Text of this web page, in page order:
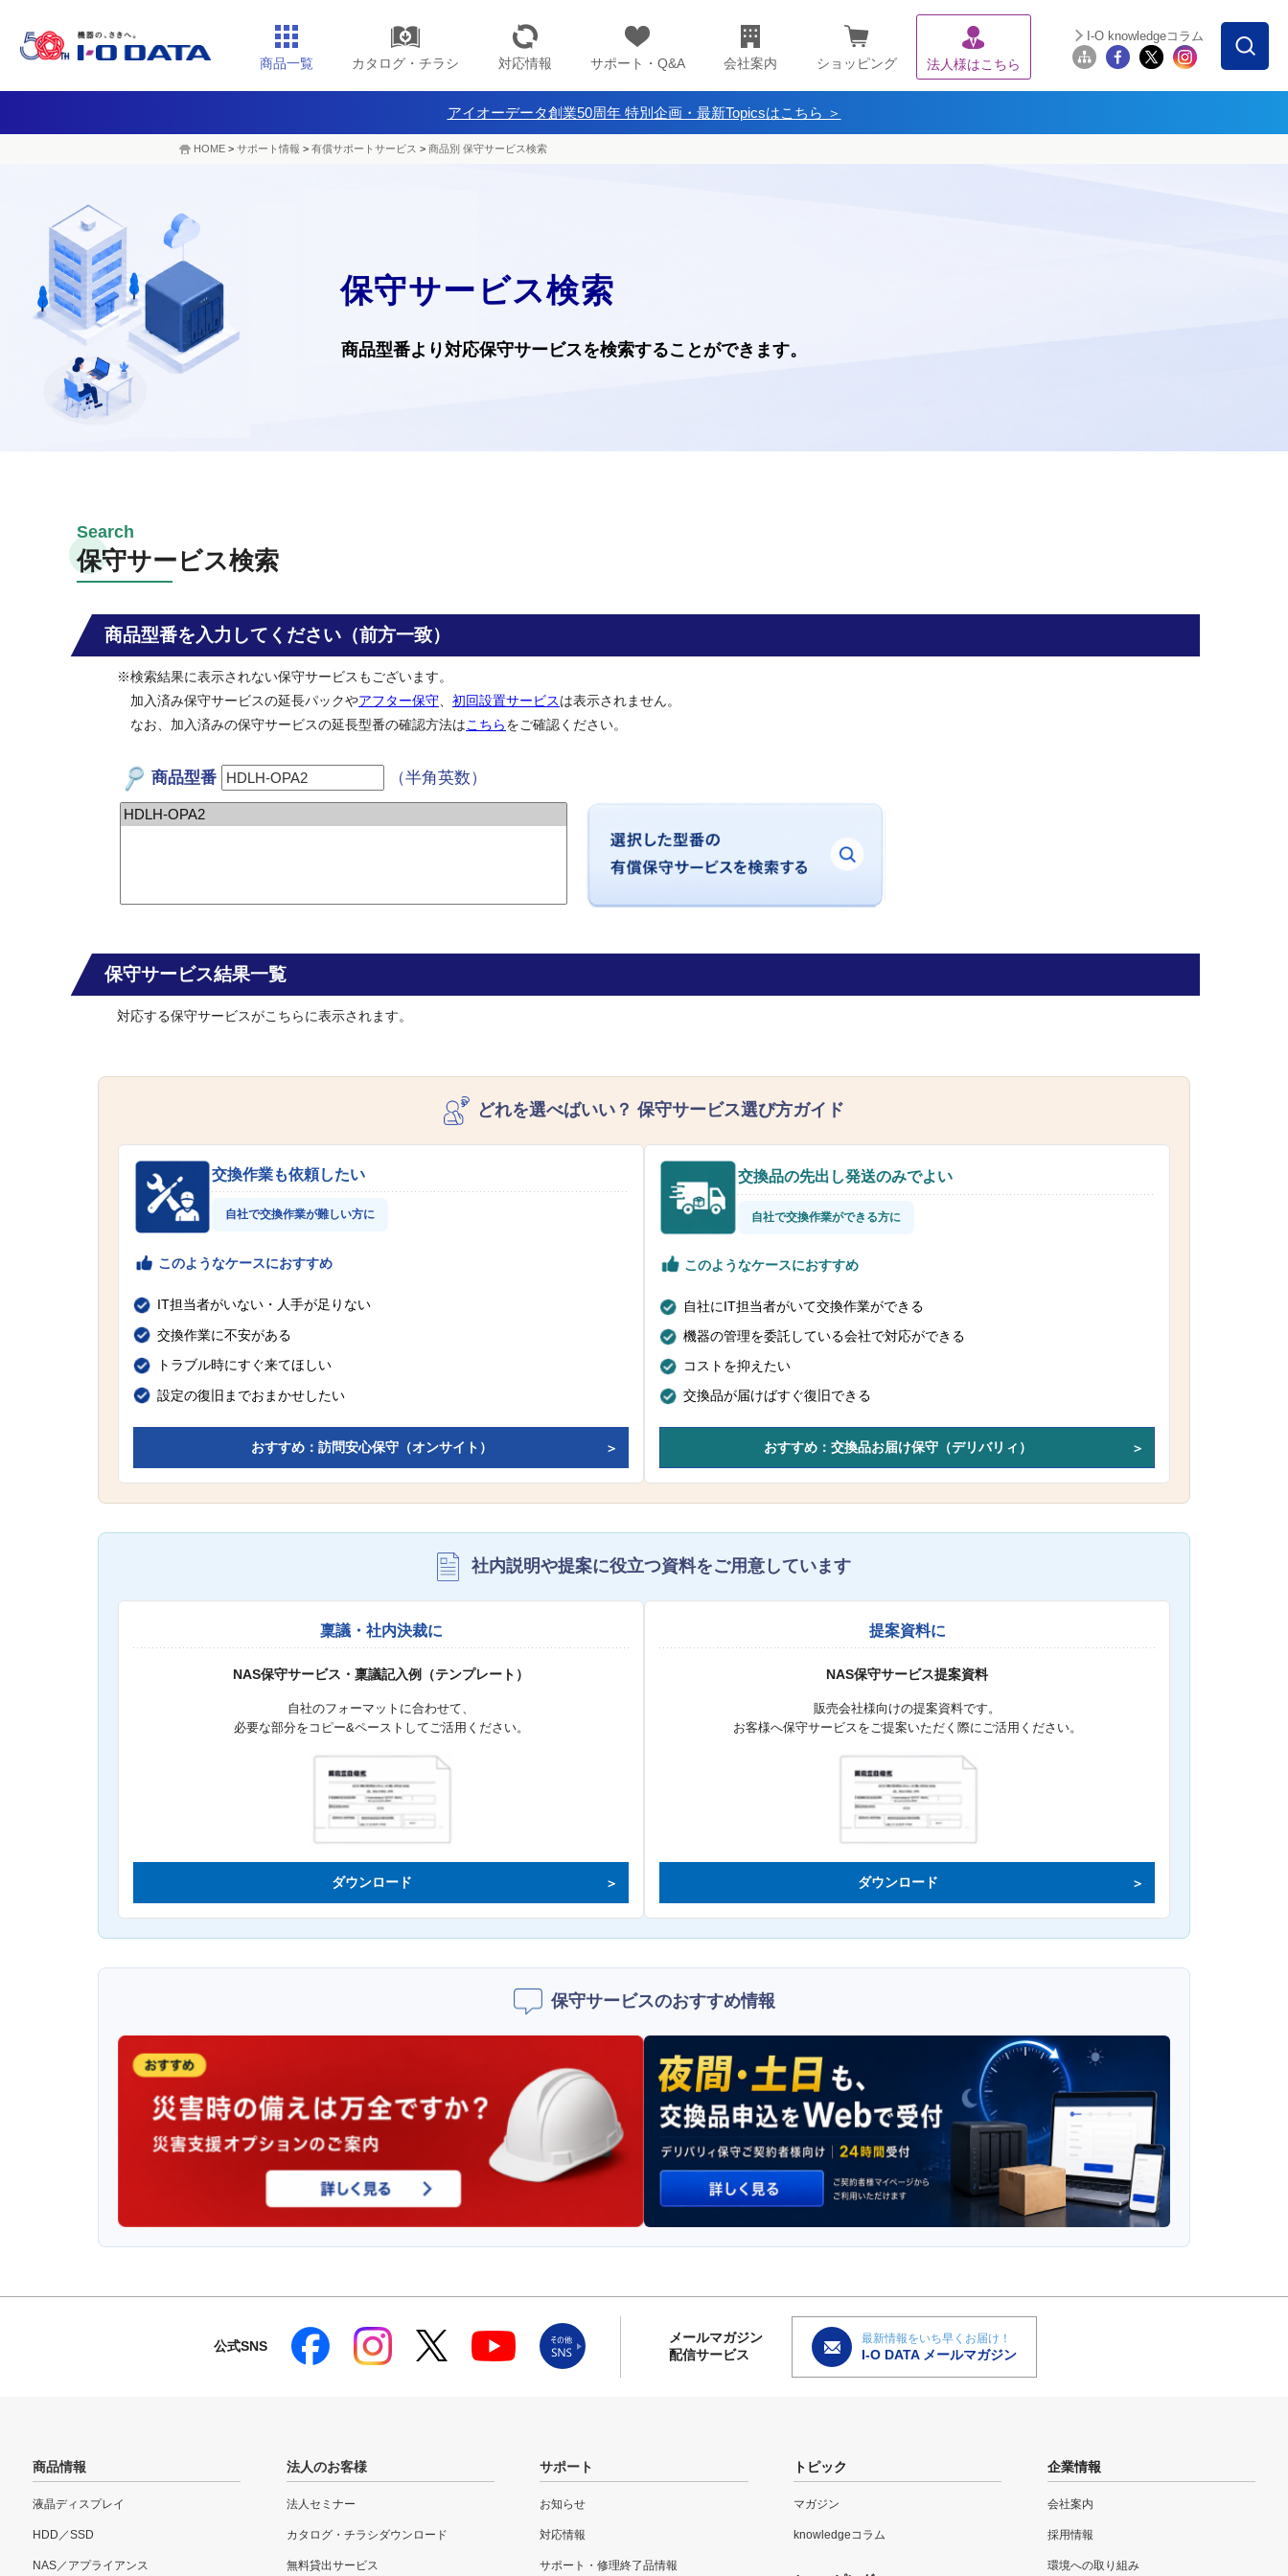
商品一覧 カタログ・チラシ 対応情報 サポート・Q&A 会社案内 ショッピング 法人様はこちら
I-O knowledgeコラム
アイオーデータ創業50周年 特別企画・最新Topicsはこちら ＞
HOME > サポート情報 > 有償サポートサービス > 商品別 保守サービス検索
保守サービス検索
商品型番より対応保守サービスを検索することができます。
保守サービス検索
商品型番を入力してください（前方一致）
※検索結果に表示されない保守サービスもございます。
加入済み保守サービスの延長パックやアフター保守 初回設置サービスは表示されません。
なお、加入済みの保守サービスの延長型番の確認方法はこちらをご確認ください。
商品型番 （半角英数）
保守サービス結果一覧
対応する保守サービスがこちらに表示されます。
どれを選べばいい？ 保守サービス選び方ガイド
交換作業も依頼したい
自社で交換作業が難しい方に
このようなケースにおすすめ
IT担当者がいない・人手が足りない
交換作業に不安がある
トラブル時にすぐ来てほしい
設定の復旧までおまかせしたい
おすすめ：訪問安心保守（オンサイト）
交換品の先出し発送のみでよい
自社で交換作業ができる方に
このようなケースにおすすめ
自社にIT担当者がいて交換作業ができる
機器の管理を委託している会社で対応ができる
コストを抑えたい
交換品が届けばすぐ復旧できる
おすすめ：交換品お届け保守（デリバリィ）
社内説明や提案に役立つ資料をご用意しています
稟議・社内決裁に
NAS保守サービス・稟議記入例（テンプレート）
自社のフォーマットに合わせて、
必要な部分をコピー&ペーストしてご活用ください。
ダウンロード
提案資料に
NAS保守サービス提案資料
販売会社様向けの提案資料です。
お客様へ保守サービスをご提案いただく際にご活用ください。
ダウンロード
保守サービスのおすすめ情報
公式SNS
メールマガジン
配信サービス
最新情報をいち早くお届け！
I-O DATA メールマガジン
商品情報
液晶ディスプレイ
HDD／SSD
NAS／アプライアンス
法人のお客様
法人セミナー
カタログ・チラシダウンロード
無料貸出サービス
サポート
お知らせ
対応情報
サポート・修理終了品情報
トピック
マガジン
knowledgeコラム
企業情報
会社案内
採用情報
環境への取り組み